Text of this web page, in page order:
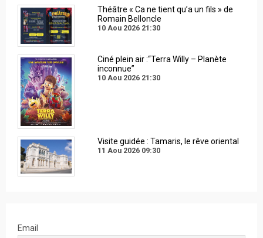
Théâtre « Ca ne tient qu’a un fils » de
Romain Belloncle
10 Aou 2026 21:30
Ciné plein air :“Terra Willy – Planète
inconnue”
10 Aou 2026 21:30
Visite guidée : Tamaris, le rêve oriental
11 Aou 2026 09:30
Email